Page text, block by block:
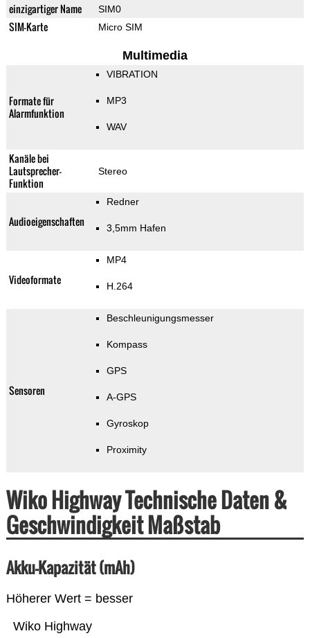
einzigartiger Name SIM0
SIM-Karte Micro SIM
Multimedia
Formate für
Alarmfunktion
VIBRATION
MP3
WAV
Kanäle bei
Lautsprecher-
Funktion
Stereo
Audioeigenschaften
Redner
3,5mm Hafen
Videoformate
MP4
H.264
Sensoren
Beschleunigungsmesser
Kompass
GPS
A-GPS
Gyroskop
Proximity
Wiko Highway Technische Daten &
Geschwindigkeit Maßstab
Akku-Kapazität (mAh)
Höherer Wert = besser
Wiko Highway